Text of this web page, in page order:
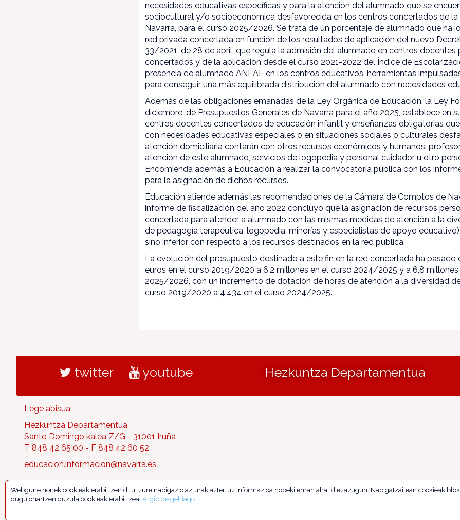
necesidades educativas específicas y para la atención del alumnado que se
sociocultural y/o socioeconómica desfavorecida en los centros concertados de la
Navarra, para el curso 2025/2026. Se trata de un porcentaje de alumnado que ha
red privada concertada en función de los resultados de aplicación del nuevo
33/2021, de 28 de abril, que regula la admisión del alumnado en centros docentes
concertados y de la aplicación desde el curso 2021-2022 del Índice de
presencia de alumnado ANEAE en los centros educativos, herramientas
para conseguir una más equilibrada distribución del alumnado con necesidades
Además de las obligaciones emanadas de la Ley Orgánica de Educación, la Ley
diciembre, de Presupuestos Generales de Navarra para el año 2025, establece en
centros docentes concertados de educación infantil y enseñanzas obligatorias
con necesidades educativas especiales o en situaciones sociales o culturales
atención domiciliaria contarán con otros recursos económicos y humanos:
atención de este alumnado, servicios de logopedia y personal cuidador u otro
Encomienda además a Educación a realizar la convocatoria pública con los
para la asignación de dichos recursos.
Educación atiende además las recomendaciones de la Cámara de Comptos de
informe de fiscalización del año 2022 concluyó que la asignación de recursos
concertada para atender a alumnado con las mismas medidas de atención a la
de pedagogía terapéutica, logopedia, minorías y especialistas de apoyo
sino inferior con respecto a los recursos destinados en la red pública.
La evolución del presupuesto destinado a este fin en la red concertada ha pasado
euros en el curso 2019/2020 a 6,2 millones en el curso 2024/2025 y a 6,8 millones
2025/2026, con un incremento de dotación de horas de atención a la diversidad
curso 2019/2020 a 4.434 en el curso 2024/2025.
twitter youtube Hezkuntza Departamentua
Lege abisua
Hezkuntza Departamentua
Santo Domingo kalea Z/G - 31001 Iruña
T 848 42 65 00 - F 848 42 60 52
educacion.informacion@navarra.es
Webgune honek cookieak erabiltzen ditu, zure nabigazio azturak aztertuz informazioa hobeki eman ahal diezazugun. Nabigatzailean cookieak
dugu onartzen duzula cookieak erabiltzea. Argibide gehiago.